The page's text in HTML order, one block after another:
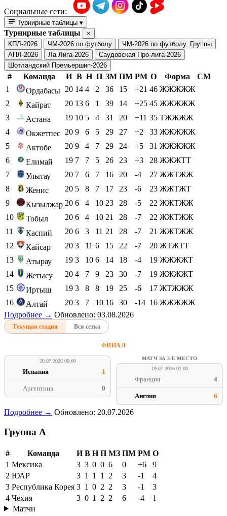
Социальные сети:
Турнирные таблицы ▾
Турнирные таблицы
×
КПЛ-2026
ЧМ-2026 по футболу
ЧМ-2026 по футболу. Группы
АПЛ-2026
Ла Лига-2026
Саудовская Про-лига-2026
Шотландский Премьершип-2026
# Команда И В Н П ЗМ ПМ РМ О Форма
СМ
1
Ордабасы 20 14 4 2 36 15 +21 46 ЖЖЖЖЖ
2
Кайрат 20 13 6 1 39 14 +25 45 ЖЖЖЖЖ
3
Астана 19 10 5 4 31 20 +11 35 ТЖЖЖЖ
4
Окжетпес 20 9 6 5 29 27 +2 33 ЖЖЖЖЖ
5
Актобе 20 9 4 7 29 24 +5 31 ЖЖЖЖЖ
6
Елимай 19 7 7 5 26 23 +3 28 ЖЖЖТТ
7
Улытау 20 7 6 7 16 20 -4 27 ЖЖТЖЖ
8
Женис 20 5 8 7 17 23 -6 23 ЖЖТЖТ
9
Кызылжар 20 6 4 10 23 28 -5 22 ЖЖТЖЖ
10
Тобыл 20 6 4 10 21 28 -7 22 ЖЖТЖЖ
11
Каспий 20 6 3 11 21 28 -7 21 ЖЖТЖЖ
12
Кайсар 20 3 11 6 15 22 -7 20 ЖТЖТТ
13
Атырау 19 3 10 6 14 18 -4 19 ЖЖЖЖТ
14
Жетысу 20 4 7 9 23 30 -7 19 ЖЖЖЖТ
15
Иртыш 19 3 8 8 19 25 -6 17 ЖТЖЖЖ
16
Алтай 20 3 7 10 16 30 -14 16 ЖЖЖЖЖ
Подробнее → Обновлено: 03.08.2026
Текущая стадия Вся сетка
ФИНАЛ
20.07.2026 00:00
Испания 1
Аргентина 0
МАТЧ ЗА 3-Е МЕСТО
19.07.2026 02:00
Франция 4
Англия 6
Подробнее → Обновлено: 20.07.2026
Группа A
# Команда И В Н П МЗ ПМ РМ О
1 Мексика 3 3 0 0 6 0 +6
9
2 ЮАР 3 1 1 1 2 3 -1
4
3 Республика Корея 3 1 0 2 2 3 -1
3
4 Чехия 3 0 1 2 2 6 -4
1
Матчи